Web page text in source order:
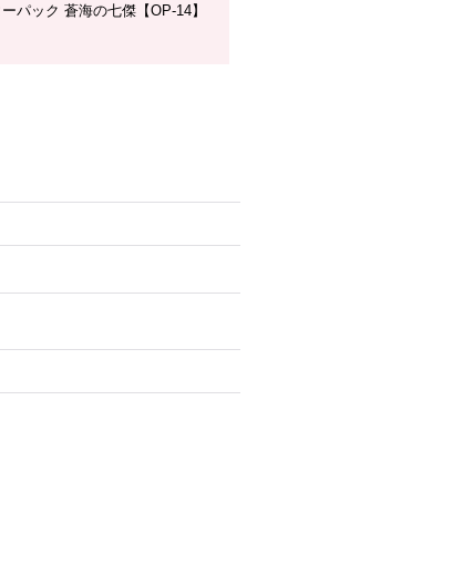
パック 蒼海の七傑【OP-14】